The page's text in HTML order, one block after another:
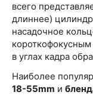
всего
длиннее)
насадочное
в углах кадра
Наиболее
18-55mm и